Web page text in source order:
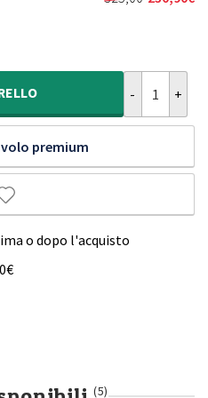
era:
è:
Il
325,00€.
Il
230,90€.
premium
o dopo l'acquisto
(5)